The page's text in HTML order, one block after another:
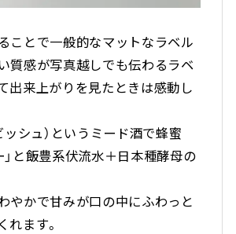
ことで一般的なマットなラベル
質感が写真越しでも伝わるラベ
出来上がりを見たときは感動し
ッシュ）というミード酒で蜂蜜
」と飯豊系伏流水＋日本種酵母の
やかで甘みが口の中にふわっと
れます。